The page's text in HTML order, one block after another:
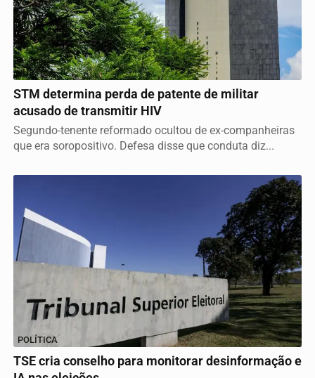
JUSTIÇA
STM determina perda de patente de militar
acusado de transmitir HIV
Segundo-tenente reformado ocultou de ex-companheiras
que era soropositivo. Defesa disse que conduta diz...
POLÍTICA
TSE cria conselho para monitorar desinformação e